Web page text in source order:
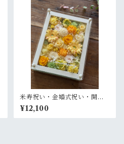
米寿祝い・金婚式祝い・開店
祝い・サロンオープン祝い・
退職祝い【名入れ】プリザー
ブドフラワーアレンジ ウッド
¥12,100